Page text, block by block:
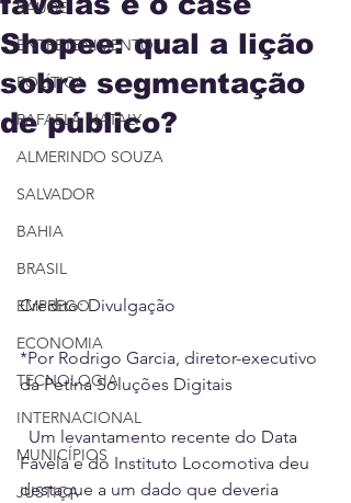
SAÚDE
ENTRETENIMENTO
POLÍTICA
RAFAELA NATALY
ALMERINDO SOUZA
SALVADOR
BAHIA
BRASIL
EMPREGO
ECONOMIA
TECNOLOGIA
INTERNACIONAL
MUNICÍPIOS
JUSTIÇA
Shopee: qual a lição
sobre segmentação
de público?
Credito: Divulgação
*Por Rodrigo Garcia, diretor-executivo
da Petina Soluções Digitais
Um levantamento recente do Data
Favela e do Instituto Locomotiva deu
destaque a um dado que deveria